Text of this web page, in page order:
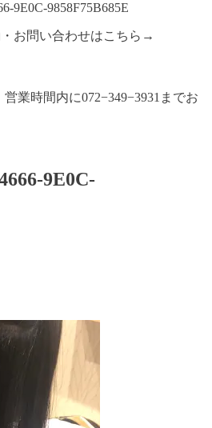
9E0C-9858F75B685E
お問い合わせはこちら→
業時間内に072−349−3931までお
9E0C-